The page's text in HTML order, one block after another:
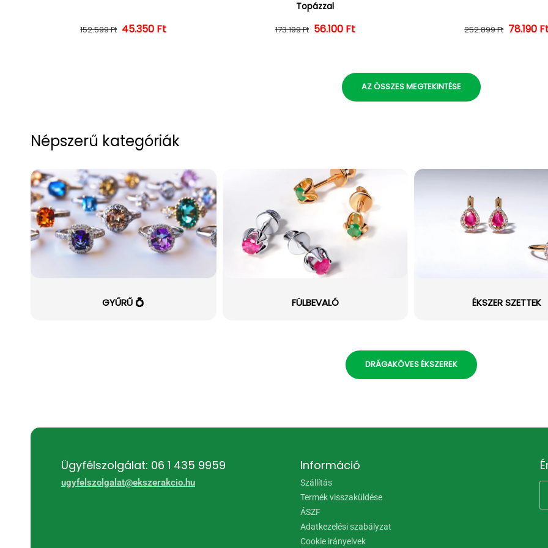
Normál ár
152.599 Ft Kedvezményes ár
45.350 Ft
Topázzal
Normál ár
173.199 Ft Kedvezményes ár
56.100 Ft Normál
252.899 Ft 78.190
AZ ÖSSZES MEGTEKINTÉSE
Népszerű kategóriák
GYŰRŰ 💍 FÜLBEVALÓ ÉKSZER SZETTEK
DRÁGAKÖVES ÉKSZEREK
Ügyfélszolgálat: 06 1 435 9959
ugyfelszolgalat@ekszerakcio.hu
Információ
Szállítás
Termék visszaküldése
ÁSZF
Adatkezelési szabályzat
Cookie irányelvek